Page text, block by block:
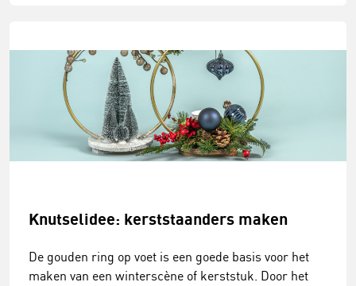
Knutselidee: kerststaanders maken
De gouden ring op voet is een goede basis voor het
maken van een winterscène of kerststuk. Door het